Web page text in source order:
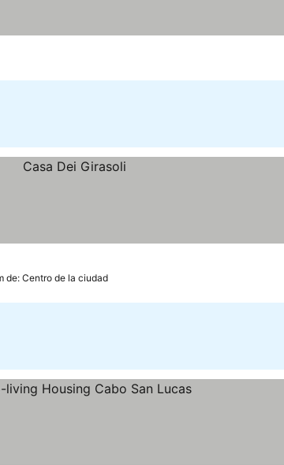
de: Centro de la ciudad